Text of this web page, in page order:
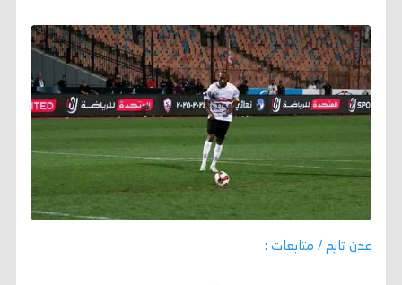
عدن تايم / متابعات :